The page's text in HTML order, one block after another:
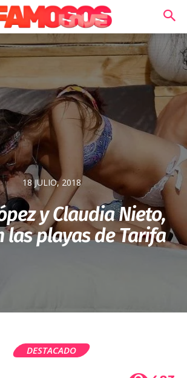
18 JULIO, 2018
y Claudia Nieto,
las playas de Tarifa
DESTACADO